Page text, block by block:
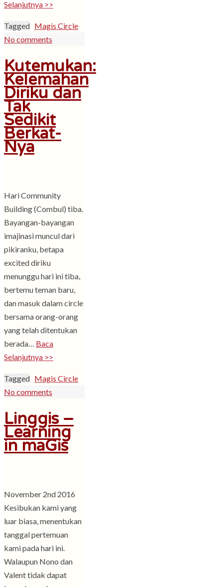
Selanjutnya >>
Tagged Magis Circle
No comments
Kutemukan:
Kelemahan
Diriku dan
Tak
Sedikit
Berkat-
Nya
Hari Community
Building (Combul) tiba.
Bayangan-bayangan
imajinasi muncul dari
pikiranku, betapa
excited diriku
menunggu hari ini tiba,
bertemu teman baru,
dan masuk dalam circle
bersama orang-orang
yang telah ditentukan
berada… Baca
Selanjutnya >>
Tagged Magis Circle
No comments
Linggis –
Learning
in maGis
November 2nd 2016
Kesibukan kami yang
luar biasa, menentukan
tanggal pertemuan
kami pada hari ini.
Walaupun Nono dan
Valent tidak dapat